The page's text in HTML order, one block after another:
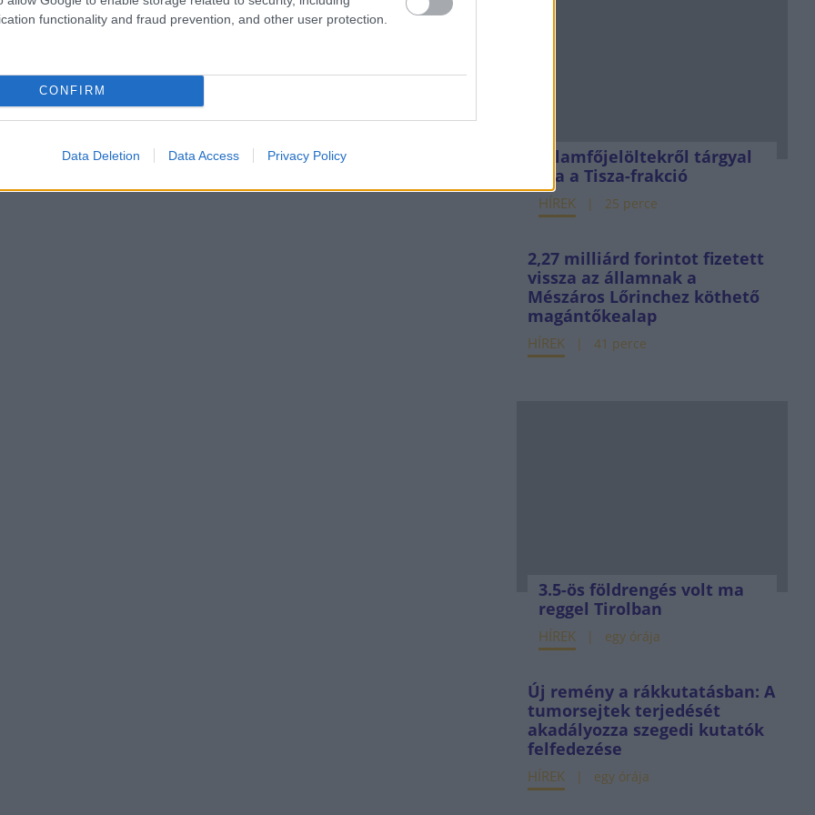
functionality and fraud prevention, and other user protection.
CONFIRM
Data Deletion Data Access Privacy Policy
Államfőjelöltekről tárgyal
ma a Tisza-frakció
HÍREK 25 perce
2,27 milliárd forintot fizetett
vissza az államnak a
Mészáros Lőrinchez köthető
magántőkealap
HÍREK 41 perce
3.5-ös földrengés volt ma
reggel Tirolban
HÍREK egy órája
Új remény a rákkutatásban: A
tumorsejtek terjedését
akadályozza szegedi kutatók
felfedezése
HÍREK egy órája